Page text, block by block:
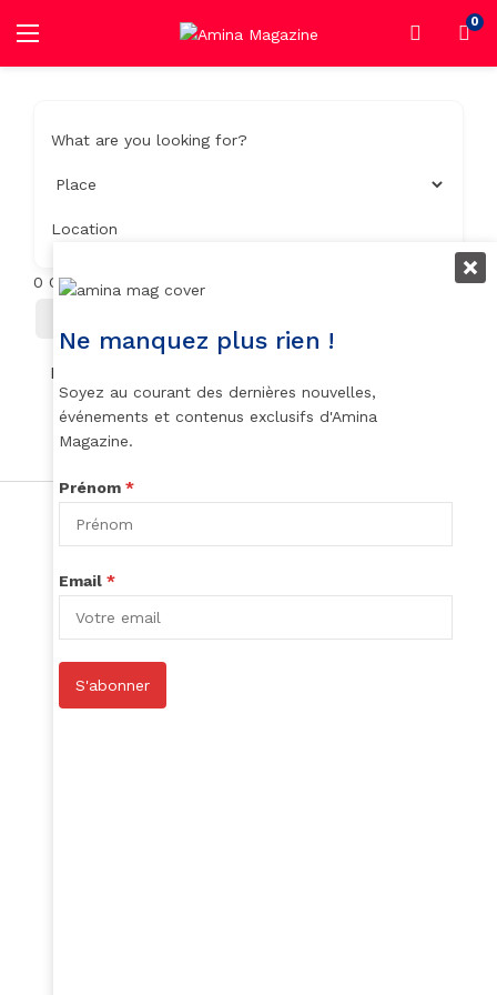
0
What are you looking for?
Location
0 Objets trouvés
No listings found.
Ne manquez plus rien !
Soyez au courant des dernières nouvelles,
événements et contenus exclusifs d'Amina
Magazine.
Prénom *
Email *
S'abonner